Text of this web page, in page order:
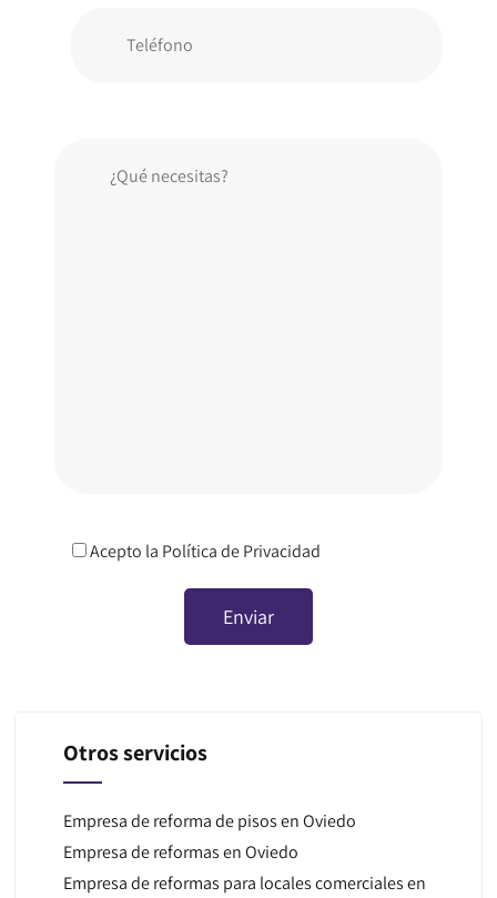
Acepto la Política de Privacidad
Otros servicios
Empresa de reforma de pisos en Oviedo
Empresa de reformas en Oviedo
Empresa de reformas para locales comerciales en